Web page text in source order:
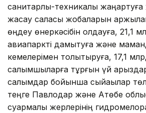
санитарлық-техникалық
жасау саласы жобаларын
өңдеу өнеркәсібін қолдауға, 21,1
авиапаркті дамытуға және
кемелерімен толықтыруға, 17,1
салымшыларға тұрғын үй
салымдар бойынша сыйақылар
теңге Павлодар және Ақтөбе
суармалы жерлерінің